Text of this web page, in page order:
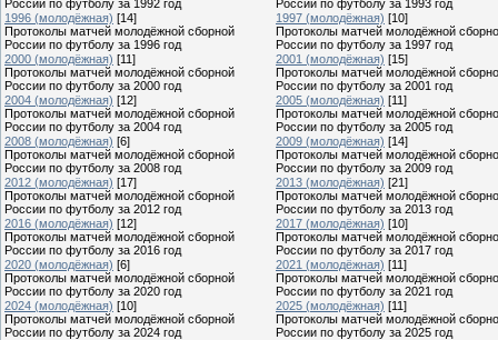
России по футболу за 1992 год
России по футболу за 1993 год
1996 (молодёжная) [14]
Протоколы матчей молодёжной сборной
России по футболу за 1996 год
1997 (молодёжная) [10]
Протоколы матчей молодёжной
России по футболу за 1997 год
2000 (молодёжная) [11]
Протоколы матчей молодёжной сборной
России по футболу за 2000 год
2001 (молодёжная) [15]
Протоколы матчей молодёжной
России по футболу за 2001 год
2004 (молодёжная) [12]
Протоколы матчей молодёжной сборной
России по футболу за 2004 год
2005 (молодёжная) [11]
Протоколы матчей молодёжной
России по футболу за 2005 год
2008 (молодёжная) [6]
Протоколы матчей молодёжной сборной
России по футболу за 2008 год
2009 (молодёжная) [14]
Протоколы матчей молодёжной
России по футболу за 2009 год
2012 (молодёжная) [17]
Протоколы матчей молодёжной сборной
России по футболу за 2012 год
2013 (молодёжная) [21]
Протоколы матчей молодёжной
России по футболу за 2013 год
2016 (молодёжная) [12]
Протоколы матчей молодёжной сборной
России по футболу за 2016 год
2017 (молодёжная) [10]
Протоколы матчей молодёжной
России по футболу за 2017 год
2020 (молодёжная) [6]
Протоколы матчей молодёжной сборной
России по футболу за 2020 год
2021 (молодёжная) [11]
Протоколы матчей молодёжной
России по футболу за 2021 год
2024 (молодёжная) [10]
Протоколы матчей молодёжной сборной
России по футболу за 2024 год
2025 (молодёжная) [11]
Протоколы матчей молодёжной
России по футболу за 2025 год